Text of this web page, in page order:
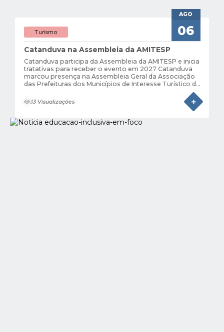
Turismo
AGO
06
Catanduva na Assembleia da AMITESP
Catanduva participa da Assembleia da AMITESP e inicia
tratativas para receber o evento em 2027 Catanduva
marcou presença na Assembleia Geral da Associação
das Prefeituras dos Municípios de Interesse Turístico do
Estado de São Paulo (AMITESP), realizada nos dias 4 e
5 de agosto, em Jaguariúna,...
33 Visualizações